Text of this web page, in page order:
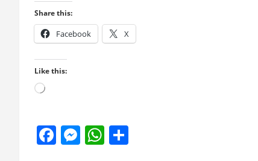
Share this:
Facebook X
Like this:
Loading…
F
M W